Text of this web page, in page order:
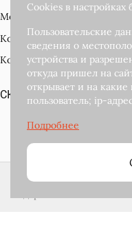
Мой кабинет
Корзина
Контакты
СКАЧАТЬ КАТАЛОГ
поддержка
2018-2026 © Сибкон —
Cookies в настройках
Пользовательские
сведения о
устройства и
откуда пришел на
открывает и на
пользователь; ip-